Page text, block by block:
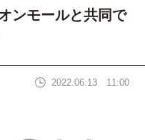
ンモールと共同で
2022.06.13 11:00